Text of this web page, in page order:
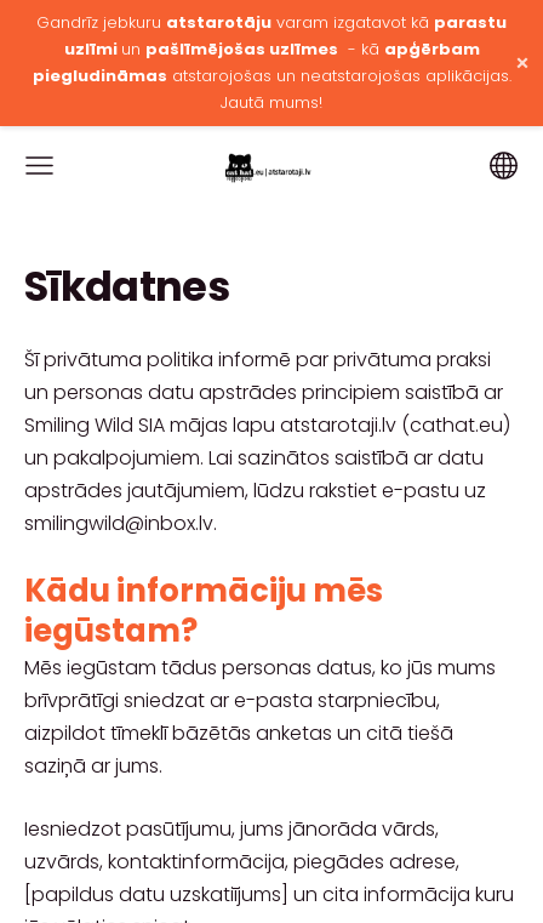
Gandrīz jebkuru atstarotāju varam izgatavot kā parastu
uzlīmi un pašlīmējošas uzlīmes - kā apģērbam
piegludināmas atstarojošas un neatstarojošas aplikācijas.
Jautā mums!
×
Sīkdatnes
Šī privātuma politika informē par privātuma praksi
un personas datu apstrādes principiem saistībā ar
Smiling Wild SIAmājas lapu atstarotaji.lv (cathat.eu)
un pakalpojumiem. Lai sazinātos saistībā ar datu
apstrādes jautājumiem, lūdzu rakstiet e-pastu uz
smilingwild@inbox.lv.
Kādu informāciju mēs
iegūstam?
Mēs iegūstam tādus personas datus, ko jūs mums
brīvprātīgi sniedzat ar e-pasta starpniecību,
aizpildot tīmeklī bāzētās anketas un citā tiešā
saziņā ar jums.
Iesniedzot pasūtījumu, jums jānorāda vārds,
uzvārds, kontaktinformācija, piegādes adrese,
[papildus datu uzskatiījums] un cita informācija kuru